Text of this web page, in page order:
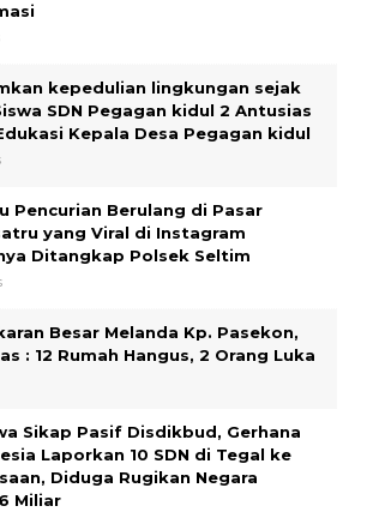
kepedulian lingkungan sejak
SDN Pegagan kidul 2 Antusias
Kepala Desa Pegagan kidul
Pencurian Berulang di Pasar
yang Viral di Instagram
Ditangkap Polsek Seltim
Besar Melanda Kp. Pasekon,
: 12 Rumah Hangus, 2 Orang Luka
Sikap Pasif Disdikbud, Gerhana
Laporkan 10 SDN di Tegal ke
Diduga Rugikan Negara
Miliar